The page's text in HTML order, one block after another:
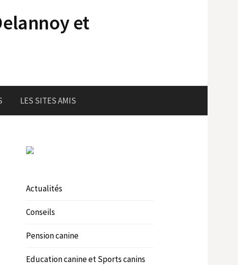
et
LES SITES AMIS
Actualités
Conseils
Pension canine
Education canine et Sports canins